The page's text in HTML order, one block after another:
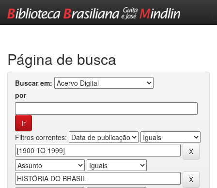
Página de busca
Buscar em:
por
Filtros correntes: